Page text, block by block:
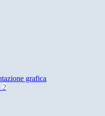
grafica
2